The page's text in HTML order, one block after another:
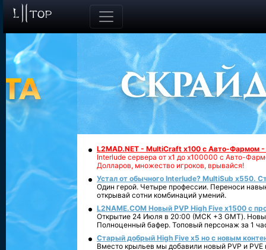
L2MAD.NET - MultiCraft x100 с Авто-Фармом
Interlude сервера от х1 до х100000 с Авто-
Долларов, множество игроков, врывайся!
Устал от обычного Interlude? MultiSub x550.
Один герой. Четыре профессии. Переноси
открывай сотни комбинаций умений.
L2NAME.COM Новый PVP High Five x1500 с
Открытие 24 Июля в 20:00 (МСК +3 GMT).
Полноценный бафер. Топовый персонаж за 1
Старый добрый High Five x5 но с новым
Вместо крыльев мы добавили новый PVP и PVE